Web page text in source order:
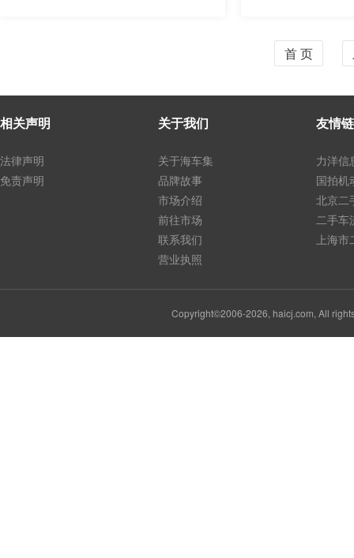
首 页
相关声明
法律声明
免责声明
关于我们
关于海车集
品牌故事
市场介绍
前往市场
联系我们
营业执照
友情
力洋信
国拍机
北京二
二手车
上海
Copyright©2006-2026, haicj.com, All